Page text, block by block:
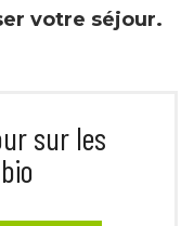
votre séjour.
sur les